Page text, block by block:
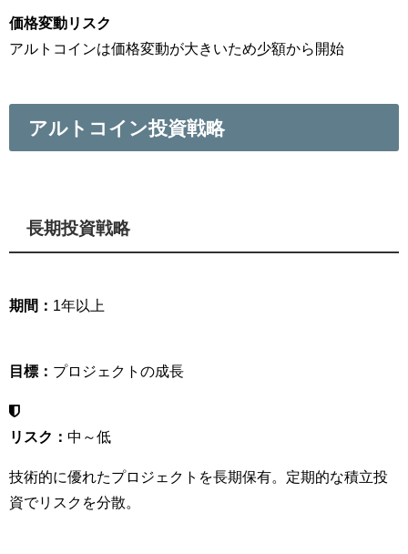
価格変動リスク
アルトコインは価格変動が大きいため少額から開始
アルトコイン投資戦略
長期投資戦略
期間： 1年以上
目標： プロジェクトの成長
リスク： 中～低
技術的に優れたプロジェクトを長期保有。定期的な積立投
資でリスクを分散。